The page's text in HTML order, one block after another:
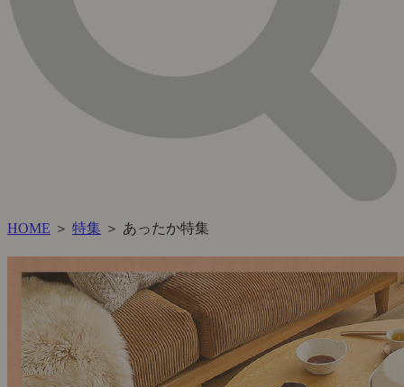
HOME ＞ 特集 ＞ あったか特集